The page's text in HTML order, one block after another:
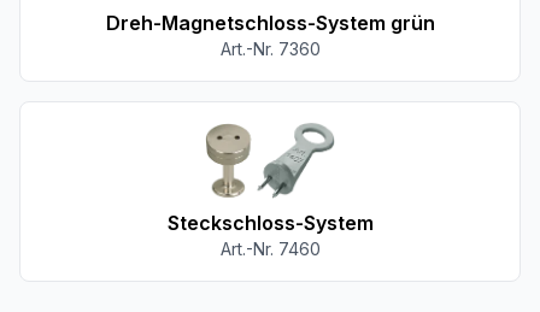
Dreh-Magnetschloss-System grün
Art.-Nr. 7360
Steckschloss-System
Art.-Nr. 7460